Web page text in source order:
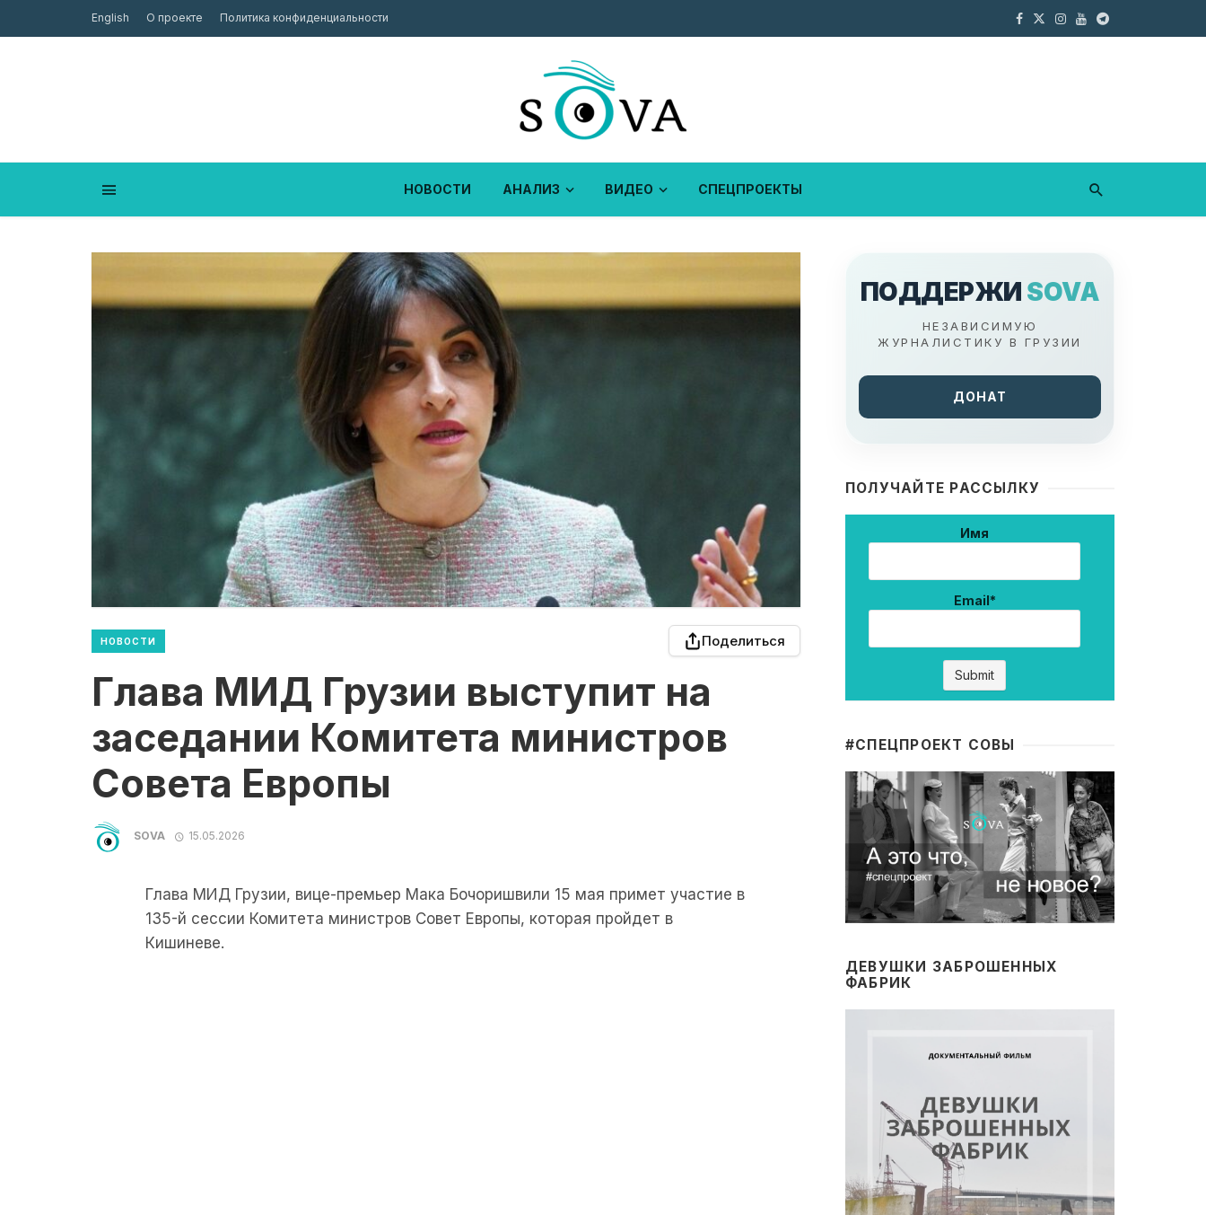
English О проекте Политика конфиденциальности
НОВОСТИ АНАЛИЗ ВИДЕО СПЕЦПРОЕКТЫ
НОВОСТИ Поделиться
Глава МИД Грузии выступит на
заседании Комитета министров
Совета Европы
SOVA 15.05.2026
Глава МИД Грузии, вице-премьер Мака Бочоришвили 15 мая примет участие в
135-й сессии Комитета министров Совет Европы, которая пройдет в
Кишиневе.
ПОДДЕРЖИ SOVA
НЕЗАВИСИМУЮ
ЖУРНАЛИСТИКУ В ГРУЗИИ
ДОНАТ
ПОЛУЧАЙТЕ РАССЫЛКУ
Имя
Email*
#CПЕЦПРОЕКТ СОВЫ
ДЕВУШКИ ЗАБРОШЕННЫХ
ФАБРИК